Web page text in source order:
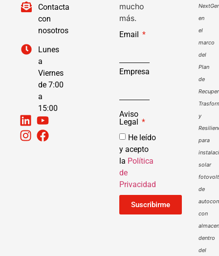
Contacta
con
nosotros
Lunes
a
Viernes
de 7:00
a
15:00
mucho
más.
Email
Empresa
Aviso
Legal
He leído
y acepto
la Política
de
Privacidad
Suscribirme
en
el
marco
del
Plan
de
y
para
solar
de
con
dentro
del